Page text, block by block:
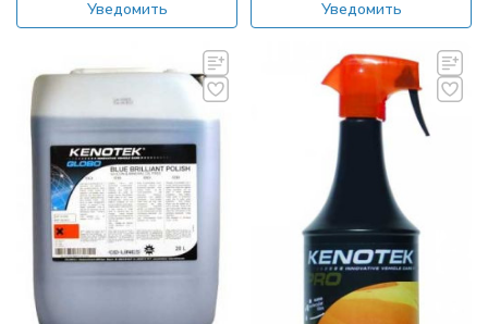
Уведомить Уведомить